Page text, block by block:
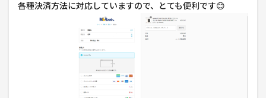
各種決済方法に対応していますので、とても便利です😊